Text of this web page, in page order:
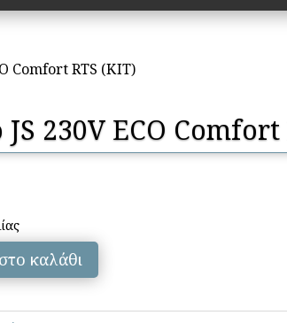
Comfort RTS (ΚΙΤ)
230V ECO Comfort
καλάθι